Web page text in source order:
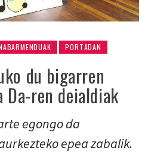
PORTADAN
du bigarren
Da-ren deialdiak
egongo da
epea zabalik.